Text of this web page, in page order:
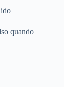
quando